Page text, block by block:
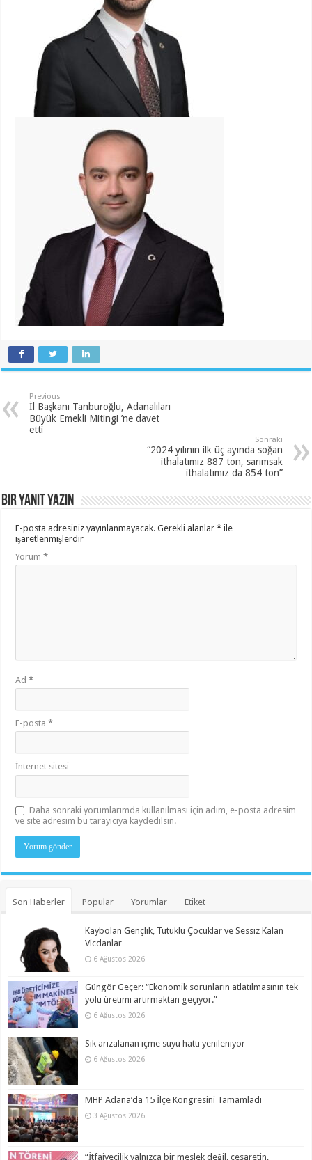
Previous
İl Başkanı Tanburoğlu, Adanalıları
Büyük Emekli Mitingi ’ne davet
etti
Sonraki
“2024 yılının ilk üç ayında soğan
ithalatımız 887 ton, sarımsak
ithalatımız da 854 ton”
Bir yanıt yazın
E-posta adresiniz yayınlanmayacak. Gerekli alanlar* ile
işaretlenmişlerdir
Yorum*
Ad*
E-posta*
İnternet sitesi
Daha sonraki yorumlarımda kullanılması için adım, e-posta adresim
ve site adresim bu tarayıcıya kaydedilsin.
Son Haberler Popular Yorumlar Etiket
Kaybolan Gençlik, Tutuklu Çocuklar ve Sessiz Kalan
Vicdanlar
6 Ağustos 2026
Güngör Geçer: “Ekonomik sorunların atlatılmasının tek
yolu üretimi artırmaktan geçiyor.”
6 Ağustos 2026
Sık arızalanan içme suyu hattı yenileniyor
6 Ağustos 2026
MHP Adana’da 15 İlçe Kongresini Tamamladı
3 Ağustos 2026
“İtfaiyecilik yalnızca bir meslek değil, cesaretin,